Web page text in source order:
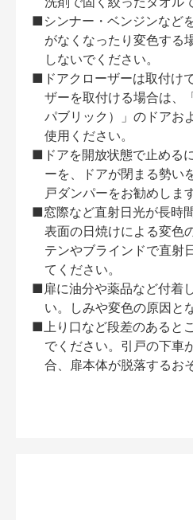
■シンナー・ベンジンなど
がなくなったり変色する
しないでください。
■ドアクローザーは取付け
ザーを取付ける場合は、
パブリック）」のドアお
使用ください。
■ドアを開放状態で止める
ーを、ドアが閉まる勢い
戸ダンパーをお勧めします
■窓際など直射日光が長時
表面の日焼けによる変色
テンやブラインドで直射
てください。
■扉に油分や薬品など付着
い。しみや変色の原因と
■上り口など段差のあると
でください。引戸の下車
合、扉本体が脱落するお